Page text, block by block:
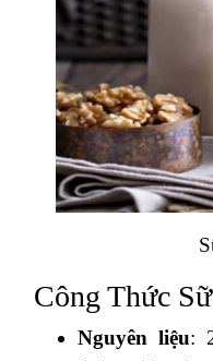
Công Thức
Nguyên liệu: